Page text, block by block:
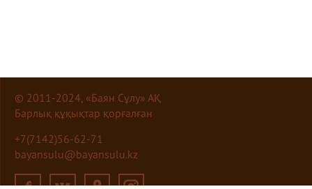
© 2011-2024, «Баян Сұлу» АҚ
Барлық құқықтар қорғалған
+7(7142)56-62-71
bayansulu@bayansulu.kz